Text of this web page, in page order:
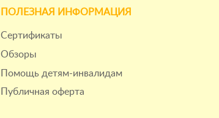
ПОЛЕЗНАЯ ИНФОРМАЦИЯ
Сертификаты
Обзоры
Помощь детям-инвалидам
Публичная оферта